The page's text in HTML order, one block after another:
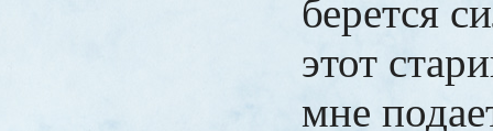
берется
этот
мне